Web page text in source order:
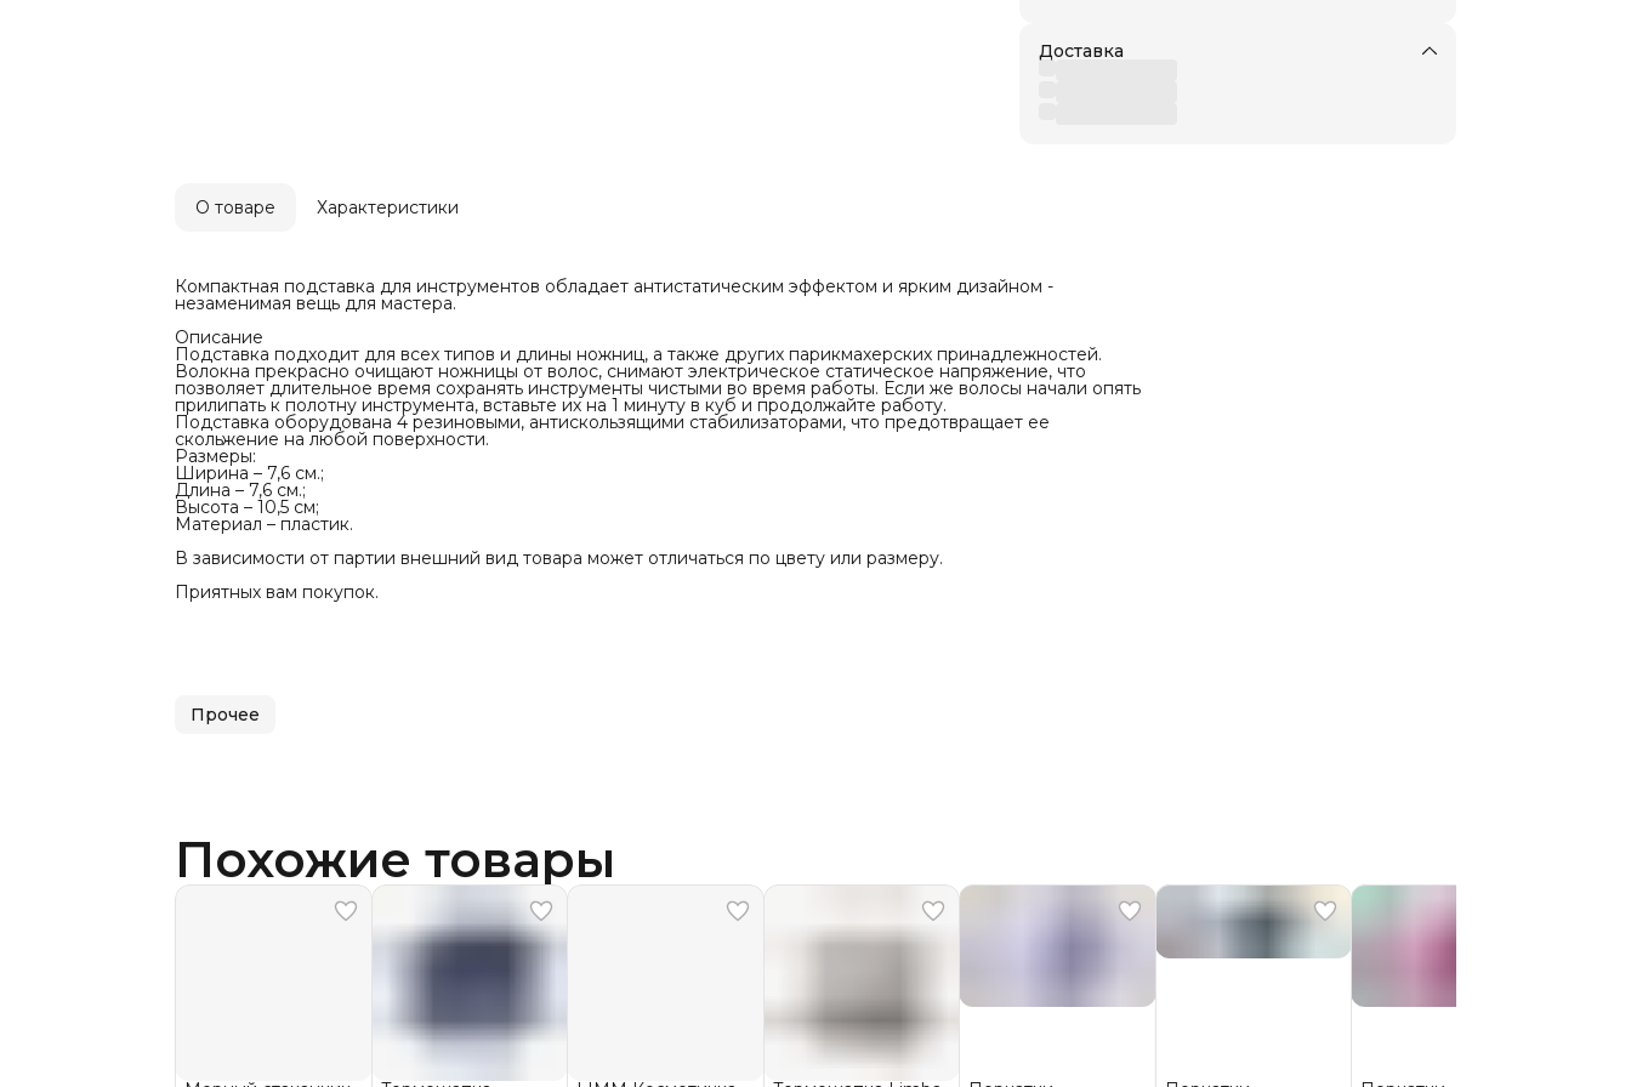
Доставка
О товаре Характеристики
Компактная подставка для инструментов обладает антистатическим эффектом и ярким дизайном -
незаменимая вещь для мастера.
Описание
Подставка подходит для всех типов и длины ножниц, а также других парикмахерских принадлежностей.
Волокна прекрасно очищают ножницы от волос, снимают электрическое статическое напряжение, что
позволяет длительное время сохранять инструменты чистыми во время работы. Если же волосы начали опять
прилипать к полотну инструмента, вставьте их на 1 минуту в куб и продолжайте работу.
Подставка оборудована 4 резиновыми, антискользящими стабилизаторами, что предотвращает ее
скольжение на любой поверхности.
Размеры:
Ширина – 7,6 см.;
Длина – 7,6 см.;
Высота – 10,5 см;
Материал – пластик.
В зависимости от партии внешний вид товара может отличаться по цвету или размеру.
Приятных вам покупок.
Прочее
Похожие товары